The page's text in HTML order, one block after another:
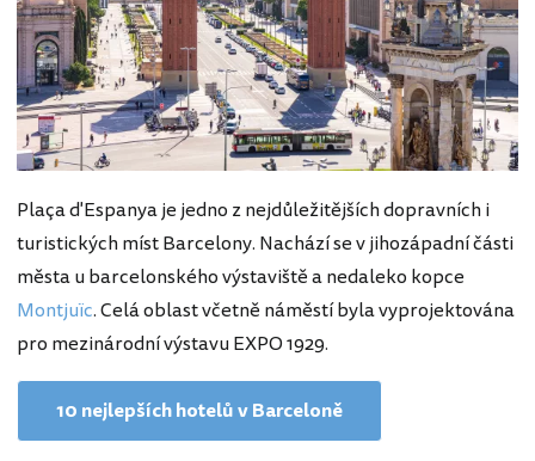
Plaça d'Espanya je jedno z nejdůležitějších dopravních i
turistických míst Barcelony. Nachází se v jihozápadní části
města u barcelonského výstaviště a nedaleko kopce
Montjuïc. Celá oblast včetně náměstí byla vyprojektována
pro mezinárodní výstavu EXPO 1929.
10 nejlepších hotelů v Barceloně